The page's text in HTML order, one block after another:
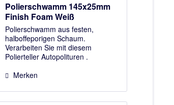
Polierschwamm 145x25mm
Finish Foam Weiß
Polierschwamm aus festen,
halboffeporigen Schaum.
Verarbeiten Sie mit diesem
Polierteller Autopolituren .
(Durchmesser) x 25mm
Polierpad Finish Foam Weiß Â
Merken